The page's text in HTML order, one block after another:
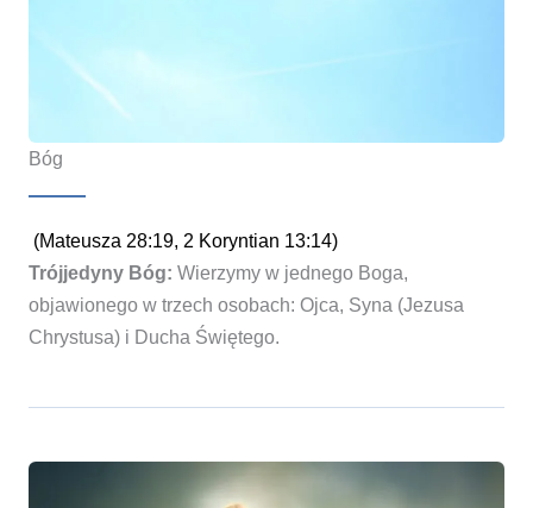
Bóg
(Mateusza 28:19, 2 Koryntian 13:14)
Trójjedyny Bóg: Wierzymy w jednego Boga,
objawionego w trzech osobach: Ojca, Syna (Jezusa
Chrystusa) i Ducha Świętego.